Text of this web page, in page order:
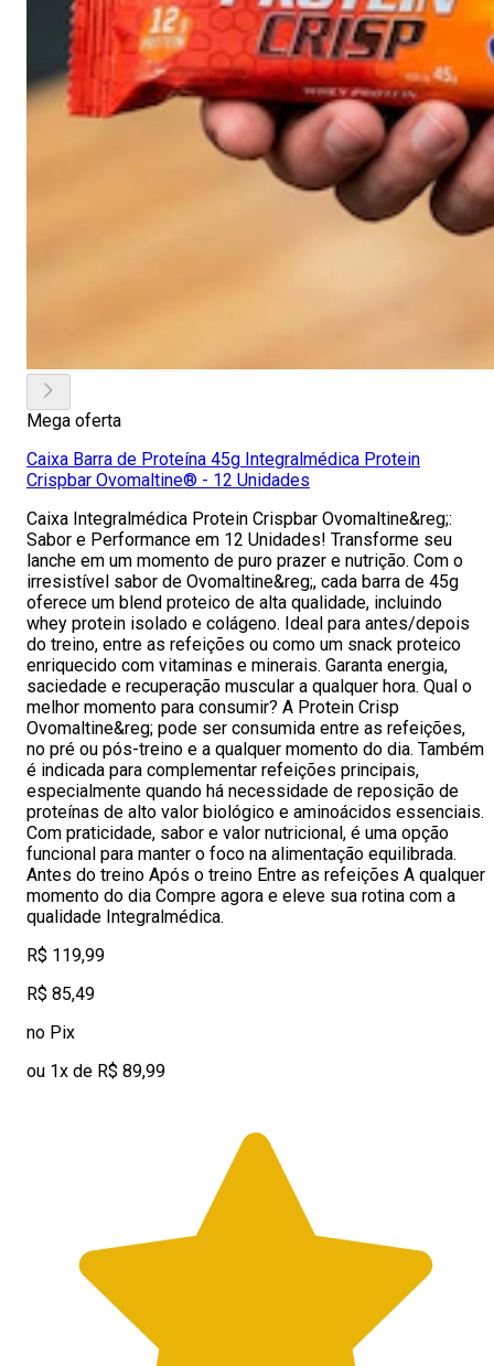
Mega oferta
Caixa Barra de Proteína 45g Integralmédica Protein
Crispbar Ovomaltine® - 12 Unidades
Caixa Integralmédica Protein Crispbar Ovomaltine&reg;:
Sabor e Performance em 12 Unidades! Transforme seu
lanche em um momento de puro prazer e nutrição. Com o
irresistível sabor de Ovomaltine&reg;, cada barra de 45g
oferece um blend proteico de alta qualidade, incluindo
whey protein isolado e colágeno. Ideal para antes/depois
do treino, entre as refeições ou como um snack proteico
enriquecido com vitaminas e minerais. Garanta energia,
saciedade e recuperação muscular a qualquer hora. Qual o
melhor momento para consumir? A Protein Crisp
Ovomaltine&reg; pode ser consumida entre as refeições,
no pré ou pós-treino e a qualquer momento do dia. Também
é indicada para complementar refeições principais,
especialmente quando há necessidade de reposição de
proteínas de alto valor biológico e aminoácidos essenciais.
Com praticidade, sabor e valor nutricional, é uma opção
funcional para manter o foco na alimentação equilibrada.
Antes do treino Após o treino Entre as refeições A qualquer
momento do dia Compre agora e eleve sua rotina com a
qualidade Integralmédica.
R$ 119,99
R$ 85,49
no Pix
ou 1x de R$ 89,99